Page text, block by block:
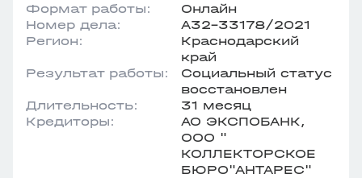
Формат работы:
Онлайн
Номер дела:
А32-33178/2021
Регион:
Краснодарский
край
Результат работы:
Социальный статус
восстановлен
Длительность:
31 месяц
Кредиторы:
АО ЭКСПОБАНК,
ООО "
КОЛЛЕКТОРСКОЕ
БЮРО"АНТАРЕС"